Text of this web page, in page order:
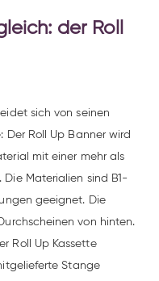
der Roll
sich von seinen
Der Roll Up Banner wird
mit einer mehr als
Materialien sind B1-
geeignet. Die
von hinten.
Roll Up Kassette
Stange